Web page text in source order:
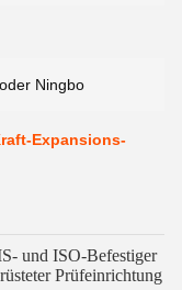
Ningbo
Expansions-
und ISO-Befestiger
Prüfeinrichtung